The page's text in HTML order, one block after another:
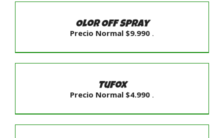
Olor Off Spray
Precio Normal $9.990 .
AÑADIR
AL
Tufox
Precio Normal $4.990 .
AÑADIR
AL